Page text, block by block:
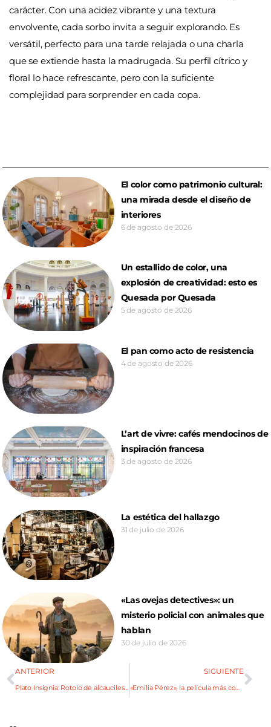
carácter. Con una acidez vibrante y una textura
envolvente, cada sorbo invita a seguir explorando. Es
versátil, perfecto para una tarde relajada o una charla
que se extiende hasta la madrugada. Su perfil cítrico y
floral lo hace refrescante, pero con la suficiente
complejidad para sorprender en cada copa.
El color como patrimonio cultural:
una mirada desde el diseño de
interiores
6 de agosto de 2026
Un estallido de color, una
explosión de creatividad: esto es
Quesada por Quesada
5 de agosto de 2026
El pan como acto de resistencia
4 de agosto de 2026
L’art de vivre: cafés mendocinos de
inspiración francesa
3 de agosto de 2026
La estética del hallazgo
31 de julio de 2026
«Las ovejas detectives»: un
misterio policial con animales que
hablan
30 de julio de 2026
ANTERIOR
Plato Insignia: Rotolo de alcauciles y kale por Vanina Chimeno
SIGUIENTE
«Emilia Pérez», la película más controversial del año